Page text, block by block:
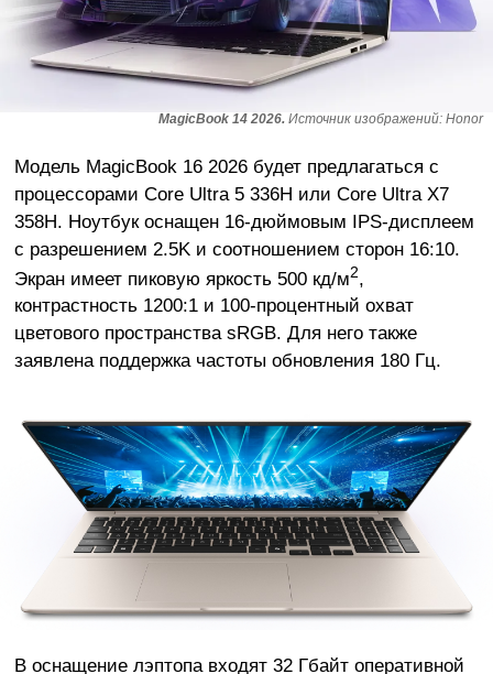
MagicBook 14 2026. Источник изображений: Honor
Модель MagicBook 16 2026 будет предлагаться с
процессорами Core Ultra 5 336H или Core Ultra X7
358H. Ноутбук оснащен 16-дюймовым IPS-дисплеем
с разрешением 2.5K и соотношением сторон 16:10.
Экран имеет пиковую яркость 500 кд/м2,
контрастность 1200:1 и 100-процентный охват
цветового пространства sRGB. Для него также
заявлена поддержка частоты обновления 180 Гц.
В оснащение лэптопа входят 32 Гбайт оперативной